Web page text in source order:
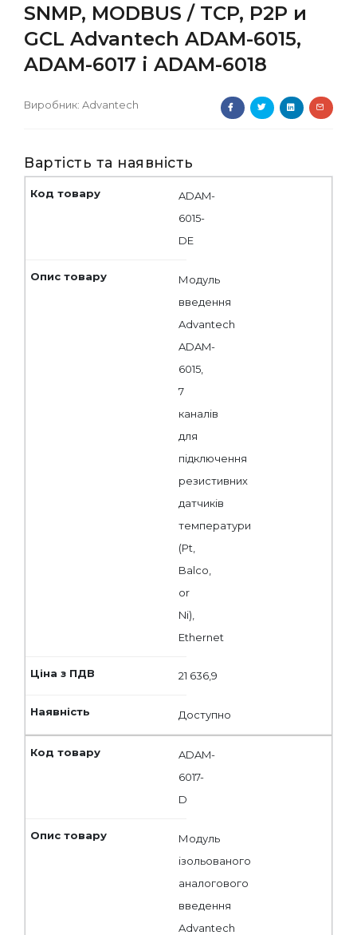
SNMP, MODBUS / TCP, P2P и
GCL Advantech ADAM-6015,
ADAM-6017 і ADAM-6018
Виробник: Advantech
Вартість та наявність
ADAM-
6015-
DE
Модуль
введення
Advantech
ADAM-
6015,
7
каналів
для
підключення
резистивних
датчиків
температури
(Pt,
Balco,
or
Ni),
Ethernet
21 636,9
Доступно
ADAM-
6017-
D
Модуль
ізольованого
аналогового
введення
Advantech